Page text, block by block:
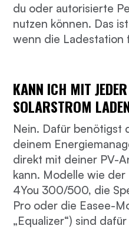
du oder autorisierte
nutzen können. Das
wenn die Ladestation
KANN ICH MIT
SOLARSTROM
Nein. Dafür benötigst
deinem
direkt mit deiner PV-
kann. Modelle wie
4You 300/500, die
Pro oder die Easee-
„Equalizer“) sind